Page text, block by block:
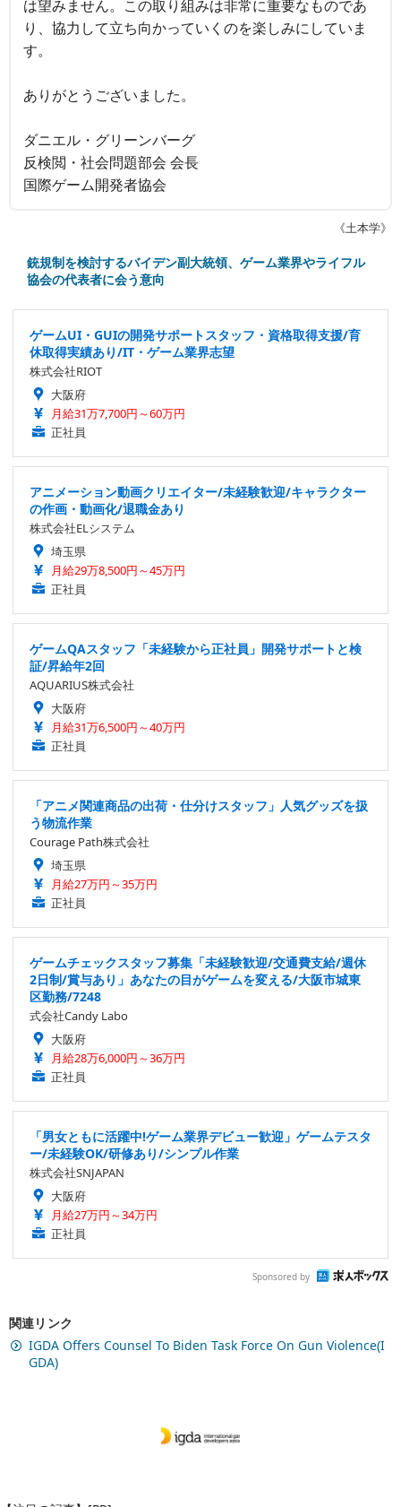
は望みません。この取り組みは非常に重要なものであ
り、協力して立ち向かっていくのを楽しみにしていま
す。
ありがとうございました。
ダニエル・グリーンバーグ
反検閲・社会問題部会 会長
国際ゲーム開発者協会
《土本学》
銃規制を検討するバイデン副大統領、ゲーム業界やライフル
協会の代表者に会う意向
ゲームUI・GUIの開発サポートスタッフ・資格取得支援/育
休取得実績あり/IT・ゲーム業界志望
株式会社RIOT
大阪府
月給31万7,700円～60万円
正社員
アニメーション動画クリエイター/未経験歓迎/キャラクター
の作画・動画化/退職金あり
株式会社ELシステム
埼玉県
月給29万8,500円～45万円
正社員
ゲームQAスタッフ「未経験から正社員」開発サポートと検
証/昇給年2回
AQUARIUS株式会社
大阪府
月給31万6,500円～40万円
正社員
「アニメ関連商品の出荷・仕分けスタッフ」人気グッズを扱
う物流作業
Courage Path株式会社
埼玉県
月給27万円～35万円
正社員
ゲームチェックスタッフ募集「未経験歓迎/交通費支給/週休
2日制/賞与あり」あなたの目がゲームを変える/大阪市城東
区勤務/7248
式会社Candy Labo
大阪府
月給28万6,000円～36万円
正社員
「男女ともに活躍中!ゲーム業界デビュー歓迎」ゲームテスタ
ー/未経験OK/研修あり/シンプル作業
株式会社SNJAPAN
大阪府
月給27万円～34万円
正社員
Sponsored by
関連リンク
IGDA Offers Counsel To Biden Task Force On Gun Violence(I
GDA)